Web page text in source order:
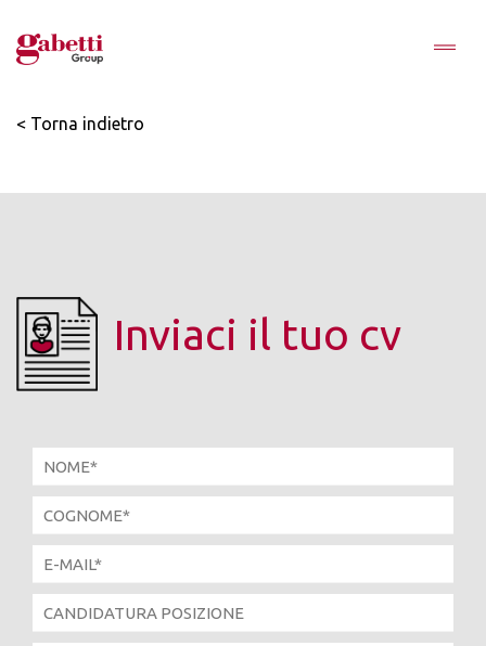
< Torna indietro
Inviaci il tuo cv